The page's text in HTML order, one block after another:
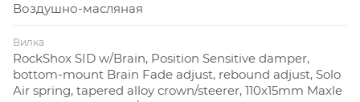
Воздушно-масляная
Вилка
RockShox SID w/Brain, Position Sensitive damper,
bottom-mount Brain Fade adjust, rebound adjust, Solo
Air spring, tapered alloy crown/steerer, 110x15mm Maxle